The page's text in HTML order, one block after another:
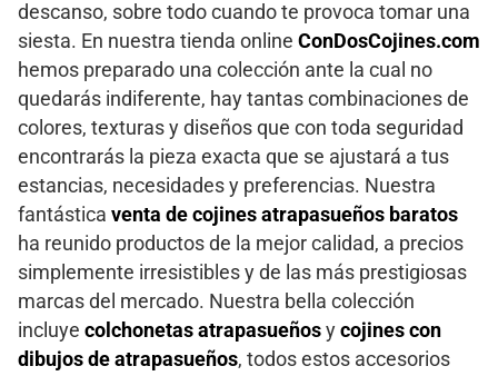
descanso, sobre todo cuando te provoca tomar una
siesta. En nuestra tienda online ConDosCojines.com
hemos preparado una colección ante la cual no
quedarás indiferente, hay tantas combinaciones de
colores, texturas y diseños que con toda seguridad
encontrarás la pieza exacta que se ajustará a tus
estancias, necesidades y preferencias. Nuestra
fantástica venta de cojines atrapasueños baratos
ha reunido productos de la mejor calidad, a precios
simplemente irresistibles y de las más prestigiosas
marcas del mercado. Nuestra bella colección
incluye colchonetas atrapasueños y cojines con
dibujos de atrapasueños, todos estos accesorios